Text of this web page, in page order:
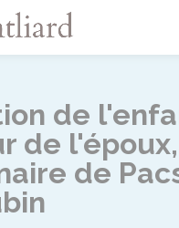
de
de
de